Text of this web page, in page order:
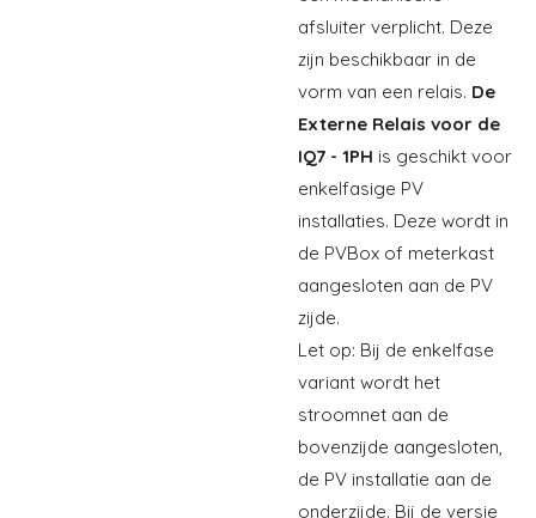
afsluiter verplicht. Deze
zijn beschikbaar in de
vorm van een relais. De
Externe Relais voor de
IQ7 - 1PH is geschikt voor
enkelfasige PV
installaties. Deze wordt in
de PVBox of meterkast
aangesloten aan de PV
zijde.
Let op: Bij de enkelfase
variant wordt het
stroomnet aan de
bovenzijde aangesloten,
de PV installatie aan de
onderzijde. Bij de versie